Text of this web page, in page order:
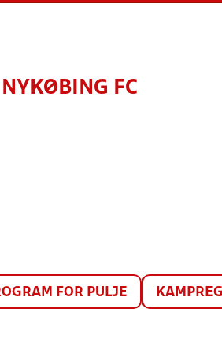
FC
FOR PULJE